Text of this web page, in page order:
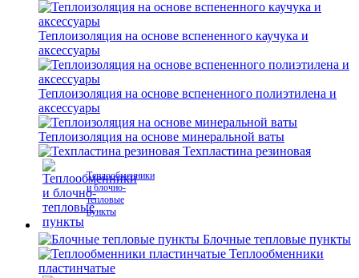
Теплоизоляция на основе вспененного каучука и
аксессуары
Теплоизоляция на основе вспененного полиэтилена и
аксессуары
Теплоизоляция на основе минеральной ваты
Техпластина резиновая
Теплообменники
и блочно-
тепловые
пункты
Блочные тепловые пункты
Теплообменники
пластинчатые